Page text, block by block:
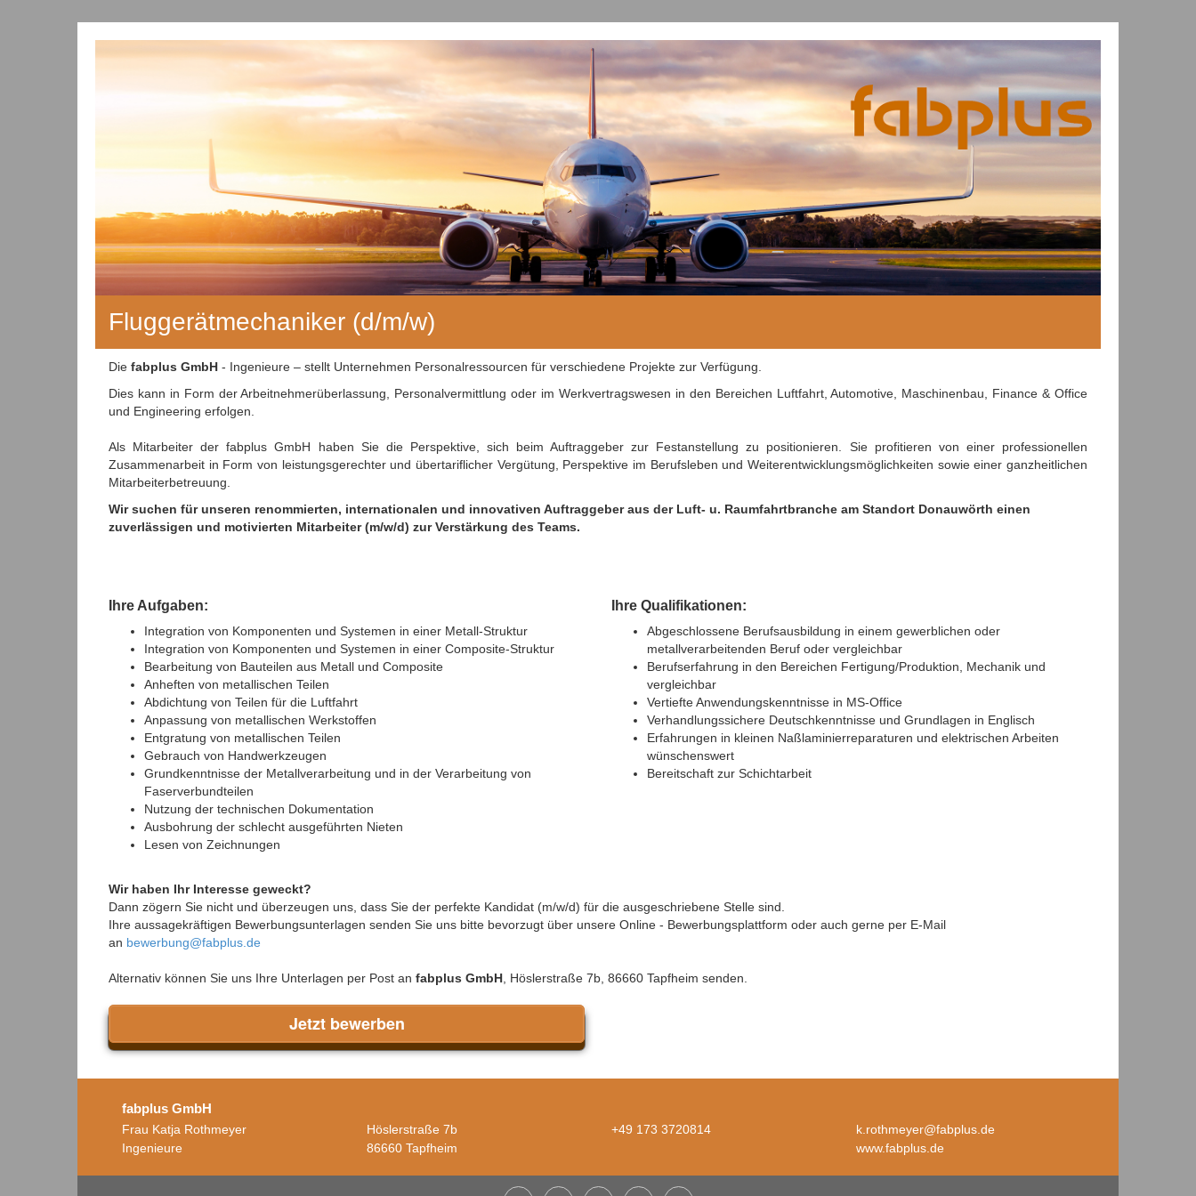
Fluggerätmechaniker (d/m/w)
Die fabplus GmbH - Ingenieure – stellt Unternehmen Personalressourcen für verschiedene Projekte zur Verfügung.
Dies kann in Form der Arbeitnehmerüberlassung, Personalvermittlung oder im Werkvertragswesen in den Bereichen Luftfahrt, Automotive, Maschinenbau, Finance & Office
und Engineering erfolgen.
Als Mitarbeiter der fabplus GmbH haben Sie die Perspektive, sich beim Auftraggeber zur Festanstellung zu positionieren. Sie profitieren von einer professionellen
Zusammenarbeit in Form von leistungsgerechter und übertariflicher Vergütung, Perspektive im Berufsleben und Weiterentwicklungsmöglichkeiten sowie einer ganzheitlichen
Mitarbeiterbetreuung.
Wir suchen für unseren renommierten, internationalen und innovativen Auftraggeber aus der Luft- u. Raumfahrtbranche am Standort Donauwörth einen
zuverlässigen und motivierten Mitarbeiter (m/w/d) zur Verstärkung des Teams.
Ihre Aufgaben:
Integration von Komponenten und Systemen in einer Metall-Struktur
Integration von Komponenten und Systemen in einer Composite-Struktur
Bearbeitung von Bauteilen aus Metall und Composite
Anheften von metallischen Teilen
Abdichtung von Teilen für die Luftfahrt
Anpassung von metallischen Werkstoffen
Entgratung von metallischen Teilen
Gebrauch von Handwerkzeugen
Grundkenntnisse der Metallverarbeitung und in der Verarbeitung von
Faserverbundteilen
Nutzung der technischen Dokumentation
Ausbohrung der schlecht ausgeführten Nieten
Lesen von Zeichnungen
Ihre Qualifikationen:
Abgeschlossene Berufsausbildung in einem gewerblichen oder
metallverarbeitenden Beruf oder vergleichbar
Berufserfahrung in den Bereichen Fertigung/Produktion, Mechanik und
vergleichbar
Vertiefte Anwendungskenntnisse in MS-Office
Verhandlungssichere Deutschkenntnisse und Grundlagen in Englisch
Erfahrungen in kleinen Naßlaminierreparaturen und elektrischen Arbeiten
wünschenswert
Bereitschaft zur Schichtarbeit
Wir haben Ihr Interesse geweckt?
Dann zögern Sie nicht und überzeugen uns, dass Sie der perfekte Kandidat (m/w/d) für die ausgeschriebene Stelle sind.
Ihre aussagekräftigen Bewerbungsunterlagen senden Sie uns bitte bevorzugt über unsere Online - Bewerbungsplattform oder auch gerne per E-Mail
an bewerbung@fabplus.de
Alternativ können Sie uns Ihre Unterlagen per Post an fabplus GmbH , Höslerstraße 7b, 86660 Tapfheim senden.
Jetzt bewerben
fabplus GmbH
Frau Katja Rothmeyer
Ingenieure
Höslerstraße 7b
86660 Tapfheim
+49 173 3720814
k.rothmeyer@fabplus.de
www.fabplus.de